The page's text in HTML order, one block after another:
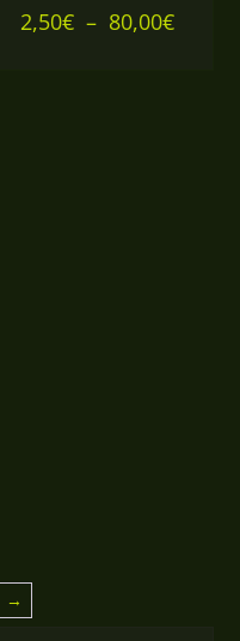
2,50€ – 80,00€Plage
→